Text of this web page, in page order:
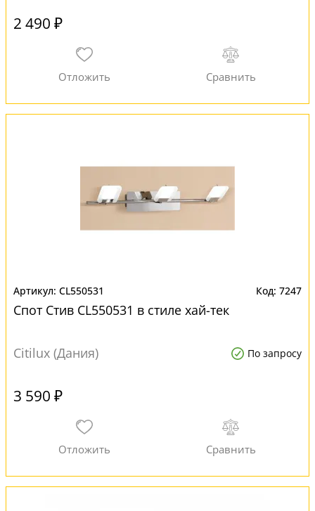
2 490 ₽
CL550531 7247
Спот Стив CL550531 в стиле хай-тек
Citilux (Дания) По запросу
3 590 ₽